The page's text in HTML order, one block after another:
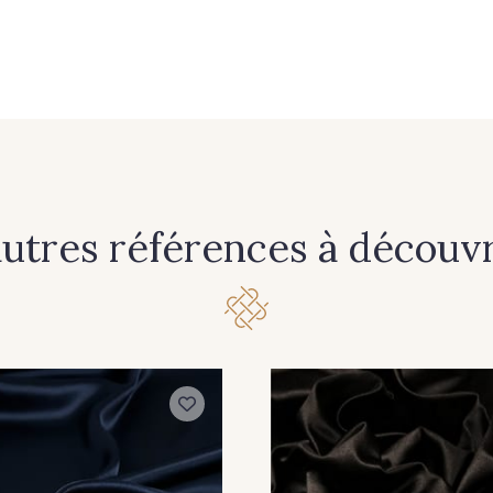
références à